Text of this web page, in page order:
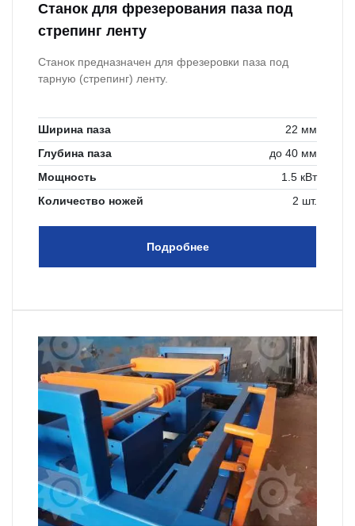
Станок для фрезерования паза под
стрепинг ленту
Станок предназначен для фрезеровки паза под
тарную (стрепинг) ленту.
Ширина паза
22 мм
Глубина паза
до 40 мм
Мощность
1.5 кВт
Количество ножей
2 шт.
Подробнее